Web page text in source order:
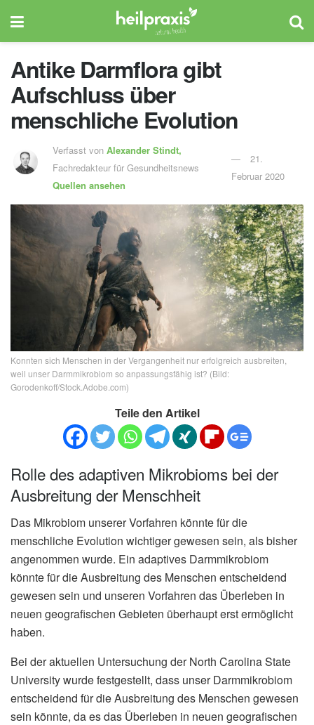
Antike Darmflora gibt
Aufschluss über
menschliche Evolution
Verfasst vonAlexander Stindt,
Fachredakteur für Gesundheitsnews
Quellen ansehen
21.
Februar 2020
Konnten sich Menschen in der Vergangenheit nur erfolgreich ausbreiten,
weil unser Darmmikrobiom so anpassungsfähig ist? (Bild:
Gorodenkoff/Stock.Adobe.com)
Teile den Artikel
Rolle des adaptiven Mikrobioms bei der
Ausbreitung der Menschheit
Das Mikrobiom unserer Vorfahren könnte für die
menschliche Evolution wichtiger gewesen sein, als bisher
angenommen wurde. Ein adaptives Darmmikrobiom
könnte für die Ausbreitung des Menschen entscheidend
gewesen sein und unseren Vorfahren das Überleben in
neuen geografischen Gebieten überhaupt erst ermöglicht
haben.
Bei der aktuellen Untersuchung der North Carolina State
University wurde festgestellt, dass unser Darmmikrobiom
entscheidend für die Ausbreitung des Menschen gewesen
sein könnte, da es das Überleben in neuen geografischen